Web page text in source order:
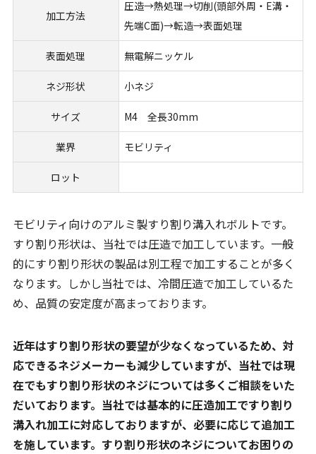
加工方法
圧造→熱処理→切削(頭部外周・E溝・
先端C面)→転造→表面処理
表面処理 無電解ニッケル
ネジ形状 小ネジ
サイズ M4 全長30mm
業界 モビリティ
ロット
モビリティ向けのアルミ製すり割り溝入れボルトです。
すり割り形状は、当社では圧造で加工しています。一般
的にすり割り形状の製品は別工程で加工することが多く
なります。しかし当社では、冷間圧造で加工しているた
め、品質の安定度が高まっております。
近年はすり割り形状の要望が少なくなっているため、対
応できるネジメーカーも減少していますが、当社では現
在でもすり割り形状のネジについては多くご相談をいた
だいております。当社では基本的に圧造加工ですり割り
溝入れ加工に対応しておりますが、必要に応じて追加工
を施しています。すり割り形状のネジについてお困りの